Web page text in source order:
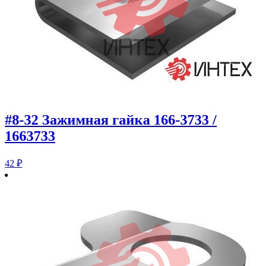
#8-32 Зажимная гайка 166-3733 /
1663733
42 ₽